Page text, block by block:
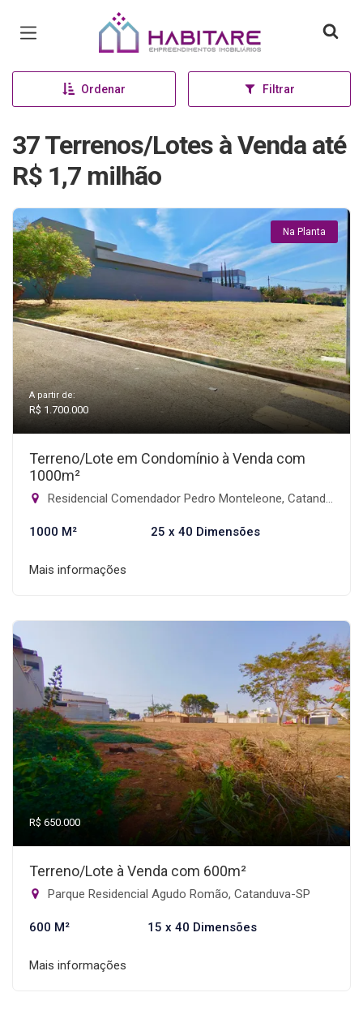
Página inicial
Ordenar Filtrar
37 Terrenos/Lotes à Venda até
R$ 1,7 milhão
Na Planta
A partir de:
R$ 1.700.000
Terreno/Lote em Condomínio à Venda com
1000m²
Residencial Comendador Pedro Monteleone, Catanduva-SP
1000 M² 25 x 40 Dimensões
Mais informações
R$ 650.000
Terreno/Lote à Venda com 600m²
Parque Residencial Agudo Romão, Catanduva-SP
600 M² 15 x 40 Dimensões
Mais informações